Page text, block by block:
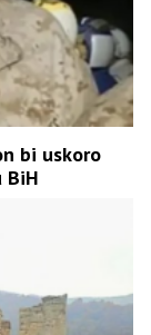
bi uskoro
BiH